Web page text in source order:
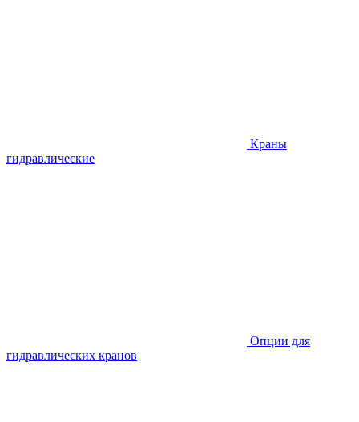
Краны
гидравлические
Опции для
гидравлических кранов